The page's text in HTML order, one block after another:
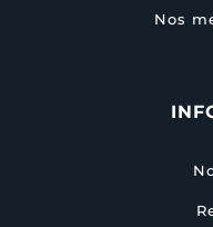
Nos